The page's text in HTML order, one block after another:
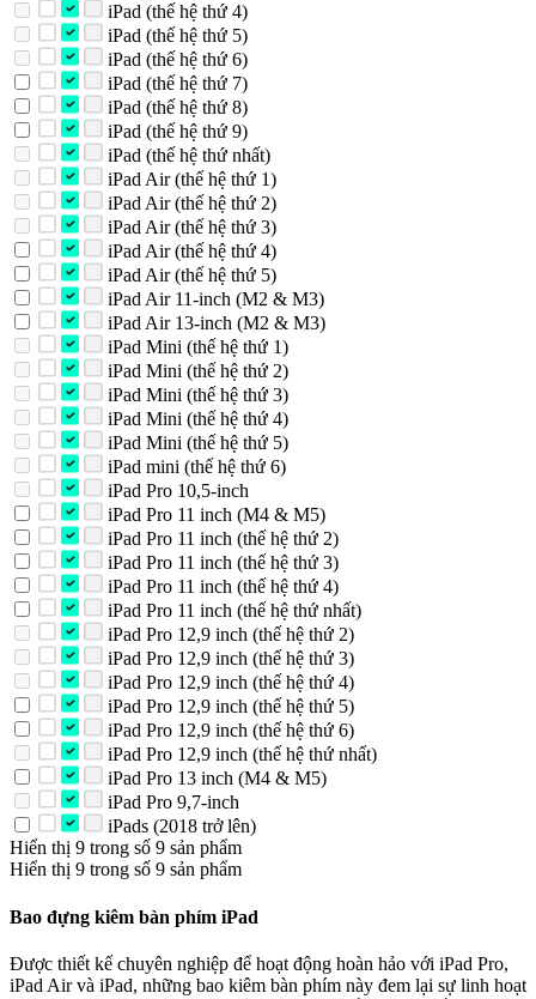
iPad (thế hệ thứ 4)
iPad (thế hệ thứ 5)
iPad (thế hệ thứ 6)
iPad (thế hệ thứ 7)
iPad (thế hệ thứ 8)
iPad (thế hệ thứ 9)
iPad (thế hệ thứ nhất)
iPad Air (thế hệ thứ 1)
iPad Air (thế hệ thứ 2)
iPad Air (thế hệ thứ 3)
iPad Air (thế hệ thứ 4)
iPad Air (thế hệ thứ 5)
iPad Air 11-inch (M2 & M3)
iPad Air 13-inch (M2 & M3)
iPad Mini (thế hệ thứ 1)
iPad Mini (thế hệ thứ 2)
iPad Mini (thế hệ thứ 3)
iPad Mini (thế hệ thứ 4)
iPad Mini (thế hệ thứ 5)
iPad mini (thế hệ thứ 6)
iPad Pro 10,5-inch
iPad Pro 11 inch (M4 & M5)
iPad Pro 11 inch (thế hệ thứ 2)
iPad Pro 11 inch (thế hệ thứ 3)
iPad Pro 11 inch (thế hệ thứ 4)
iPad Pro 11 inch (thế hệ thứ nhất)
iPad Pro 12,9 inch (thế hệ thứ 2)
iPad Pro 12,9 inch (thế hệ thứ 3)
iPad Pro 12,9 inch (thế hệ thứ 4)
iPad Pro 12,9 inch (thế hệ thứ 5)
iPad Pro 12,9 inch (thế hệ thứ 6)
iPad Pro 12,9 inch (thế hệ thứ nhất)
iPad Pro 13 inch (M4 & M5)
iPad Pro 9,7-inch
iPads (2018 trở lên)
Hiển thị 9 trong số 9 sản phẩm
Hiển thị 9 trong số 9 sản phẩm
Bao đựng kiêm bàn phím iPad
Được thiết kế chuyên nghiệp để hoạt động hoàn hảo với iPad Pro,
iPad Air và iPad, những bao kiêm bàn phím này đem lại sự linh hoạt